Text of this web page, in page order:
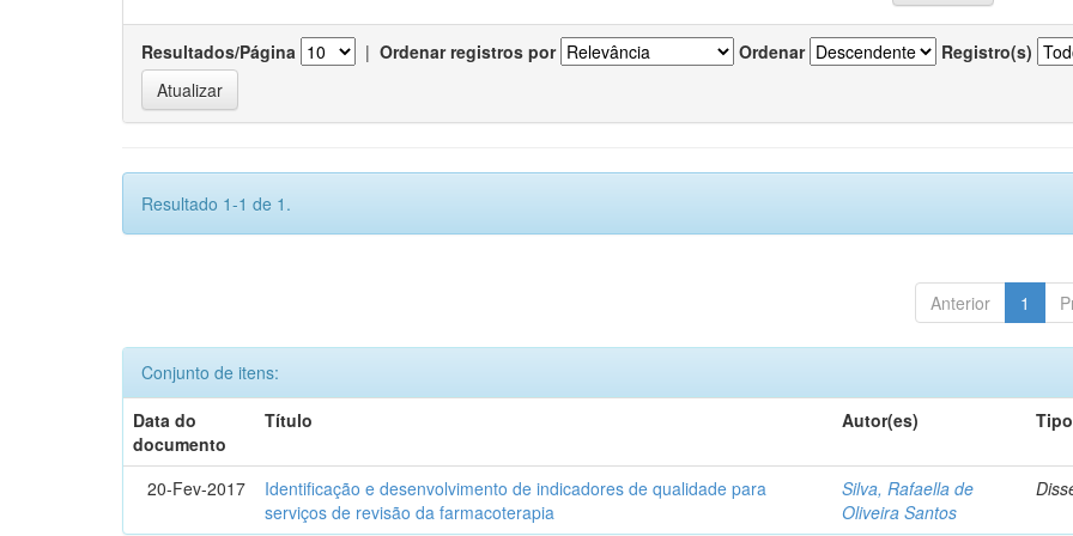
Resultados/Página | Ordenar registros por Ordenar Registro(s)
Resultado 1-1 de 1.
Anterior 1
Conjunto de itens:
Data do
documento
Título Autor(es) Tipo
20-Fev-2017
Identificação e desenvolvimento de indicadores de qualidade para
serviços de revisão da farmacoterapia
Silva, Rafaella de
Oliveira Santos